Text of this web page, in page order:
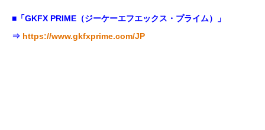
■「GKFX PRIME（ジーケーエフエックス・プライム）」
⇒ https://www.gkfxprime.com/JP